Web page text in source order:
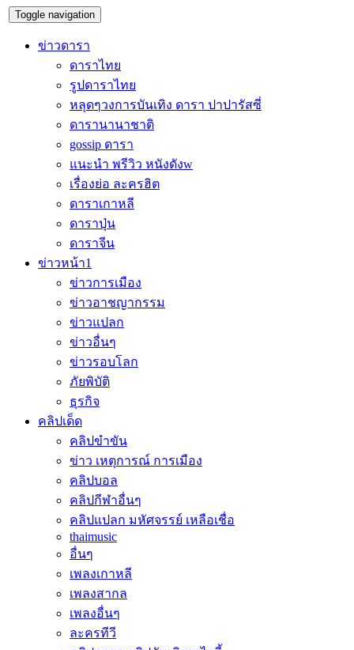
Toggle navigation
ข่าวดารา
ดาราไทย
รูปดาราไทย
หลุดๆวงการบันเทิง ดารา ปาปารัสซี่
ดารานานาชาติ
gossip ดารา
แนะนำ พรีวิว หนังดังw
เรื่องย่อ ละครฮิต
ดาราเกาหลี
ดาราปุ่น
ดาราจีน
ข่าวหน้า1
ข่าวการเมือง
ข่าวอาชญากรรม
ข่าวแปลก
ข่าวอื่นๆ
ข่าวรอบโลก
ภัยพิบัติ
ธุรกิจ
คลิปเด็ด
คลิปขำขัน
ข่าว เหตุการณ์ การเมือง
คลิปบอล
คลิปกีฬาอื่นๆ
คลิปแปลก มหัศจรรย์ เหลือเชื่อ
thaimusic
อื่นๆ
เพลงเกาหลี
เพลงสากล
เพลงอื่นๆ
ละครทีวี